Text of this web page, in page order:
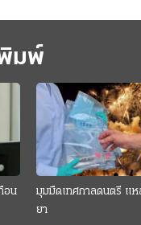
มพ์
อน
มุมมืดเทศกาลดนตรี แ
ยา